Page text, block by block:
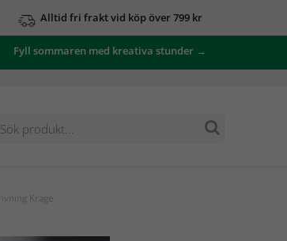
Alltid fri frakt vid köp över 799 kr
Fyll sommaren med kreativa stunder →
Krage